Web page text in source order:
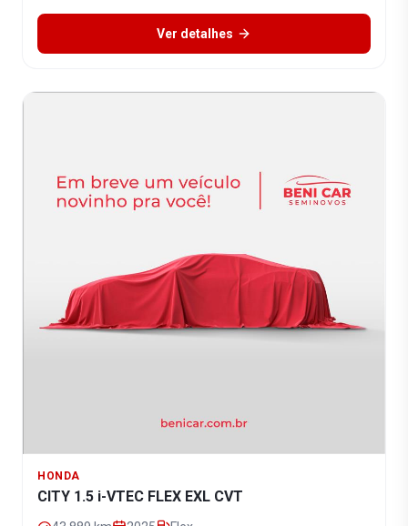
Ver detalhes
HONDA
CITY 1.5 i-VTEC FLEX EXL CVT